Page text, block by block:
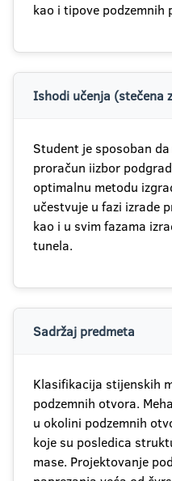
kao i tipove podzemnih
Ishodi učenja (stečena
Student je sposoban
proračun iizbor
optimalnu metodu
učestvuje u fazi izrade
kao i u svim fazama
tunela.
Sadržaj predmeta
Klasifikacija stijenskih
podzemnih otvora.
u okolini podzemnih
koje su posledica
mase. Projektovanje